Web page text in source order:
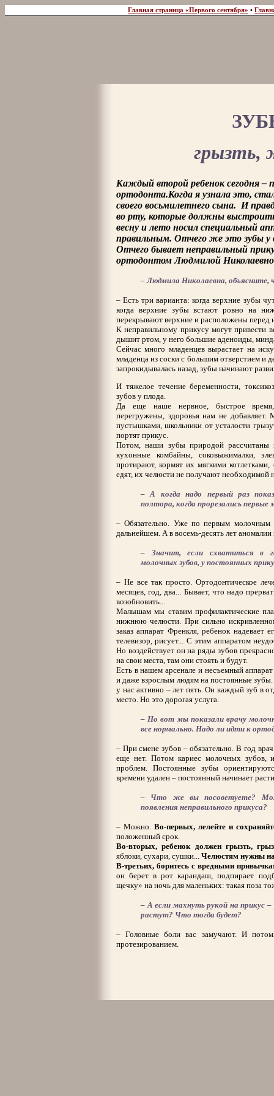
Главная страница «Первого сентября» •
грызть,
Каждый второй ребенок сегодня –
ортодонта.Когда я узнала это,
своего восьмилетнего сына. И
во рту, которые должны
весну и лето носил специальный
правильным. Отчего же это зубы у
Отчего бывает неправильный
ортодонтом Людмилой
– Людмила Николаевна, объясните,
– Есть три варианта: когда верхние зубы
когда верхние зубы встают ровно на
перекрывают верхние и расположены перед
К неправильному прикусу могут привести
дышит ртом, у него большие аденоиды,
Сейчас много младенцев вырастает на
младенца из соски с большим отверстием и
запрокидывалась назад, зубы начинают
И тяжелое течение беременности,
зубов у плода.
Да еще наше нервное, быстрое время,
перегружены, здоровья нам не
пустышками, школьники от усталости
портят прикус.
Потом, наши зубы природой рассчитаны
кухонные комбайны, соковыжималки,
протирают, кормят их мягкими
едят, их челюсти не получают необходимой
– А когда надо первый раз
полтора, когда прорезались первые
– Обязательно. Уже по первым молочным
дальнейшем. А в восемь-десять лет аномалии
– Значит, если схватиться в
молочных зубов, у постоянных
– Не все так просто. Ортодонтическое
месяцев, год, два... Бывает, что надо
возобновить...
Малышам мы ставим профилактические
нижнюю челюсти. При сильно
заказ аппарат Френкля, ребенок надевает
телевизор, рисует... С этим аппаратом
Но воздействует он на ряды зубов
на свои места, там они стоять и будут.
Есть в нашем арсенале и несъемный
и даже взрослым людям на постоянные
у нас активно – лет пять. Он каждый зуб в
место. Но это дорогая услуга.
– Но вот мы показали врачу
все нормально. Надо ли идти к
– При смене зубов – обязательно. В год
еще нет. Потом кариес молочных зубов,
проблем. Постоянные зубы
времени удален – постоянный начинает
– Что же вы посоветуете?
появления неправильного прикуса?
– Можно. Во-первых, лелейте и
положенный срок.
Во-вторых, ребенок должен грызть,
яблоки, сухари, сушки... Челюстям нужны
В-третьих, боритесь с вредными
он берет в рот карандаш, подпирает
щечку» на ночь для маленьких: такая поза
– А если махнуть рукой на прикус
растут? Что тогда будет?
– Головные боли вас замучают. И
протезированием.